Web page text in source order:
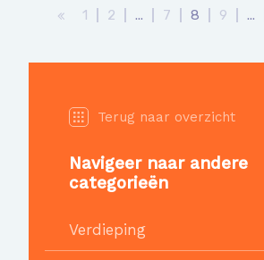
1 2 ... 7 8 9 ...
Terug naar overzicht
Navigeer naar andere
categorieën
Verdieping